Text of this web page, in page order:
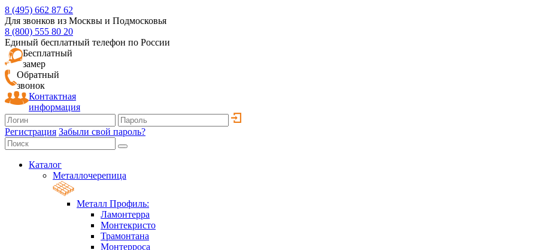
8 (495) 662 87 62
Для звонков из Москвы и Подмосковья
8 (800) 555 80 20
Единый бесплатный телефон по России
Бесплатный
замер
Обратный
звонок
Контактная
информация
Регистрация Забыли свой пароль?
Каталог
Металлочерепица
Металл Профиль:
Ламонтерра
Монтекристо
Трамонтана
Монтерроса